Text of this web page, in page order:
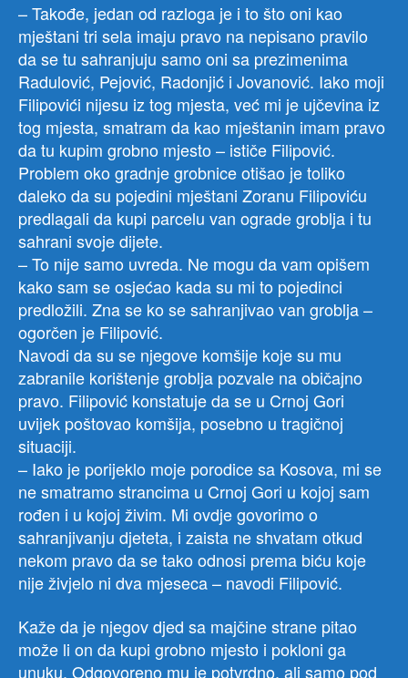
– Takođe, jedan od razloga je i to što oni kao
mještani tri sela imaju pravo na nepisano pravilo
da se tu sahranjuju samo oni sa prezimenima
Radulović, Pejović, Radonjić i Jovanović. Iako moji
Filipovići nijesu iz tog mjesta, već mi je ujčevina iz
tog mjesta, smatram da kao mještanin imam pravo
da tu kupim grobno mjesto – ističe Filipović.
Problem oko gradnje grobnice otišao je toliko
daleko da su pojedini mještani Zoranu Filipoviću
predlagali da kupi parcelu van ograde groblja i tu
sahrani svoje dijete.
– To nije samo uvreda. Ne mogu da vam opišem
kako sam se osjećao kada su mi to pojedinci
predložili. Zna se ko se sahranjivao van groblja –
ogorčen je Filipović.
Navodi da su se njegove komšije koje su mu
zabranile korištenje groblja pozvale na običajno
pravo. Filipović konstatuje da se u Crnoj Gori
uvijek poštovao komšija, posebno u tragičnoj
situaciji.
– Iako je porijeklo moje porodice sa Kosova, mi se
ne smatramo strancima u Crnoj Gori u kojoj sam
rođen i u kojoj živim. Mi ovdje govorimo o
sahranjivanju djeteta, i zaista ne shvatam otkud
nekom pravo da se tako odnosi prema biću koje
nije živjelo ni dva mjeseca – navodi Filipović.
Kaže da je njegov djed sa majčine strane pitao
može li on da kupi grobno mjesto i pokloni ga
unuku. Odgovoreno mu je potvrdno, ali samo pod